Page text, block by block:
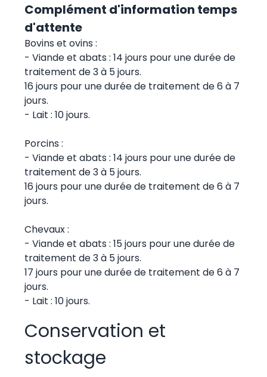
Complément d'information temps
d'attente
Bovins et ovins :
- Viande et abats : 14 jours pour une durée de
traitement de 3 à 5 jours.
16 jours pour une durée de traitement de 6 à 7
jours.
- Lait : 10 jours.
Porcins :
- Viande et abats : 14 jours pour une durée de
traitement de 3 à 5 jours.
16 jours pour une durée de traitement de 6 à 7
jours.
Chevaux :
- Viande et abats : 15 jours pour une durée de
traitement de 3 à 5 jours.
17 jours pour une durée de traitement de 6 à 7
jours.
- Lait : 10 jours.
Conservation et
stockage